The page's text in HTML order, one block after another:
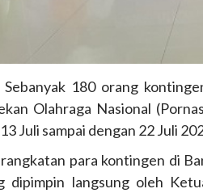
Sebanyak 180 orang
Olahraga Nasional
Juli sampai dengan 22 Juli
para kontingen di
dipimpin langsung oleh